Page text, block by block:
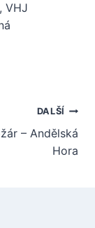
VHJ
DALŠÍ
– Andělská
Hora